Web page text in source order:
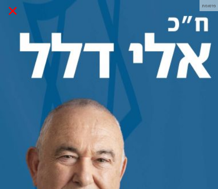
× פרסומת